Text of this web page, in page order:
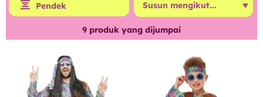
Pendek
9 produk yang dijumpai